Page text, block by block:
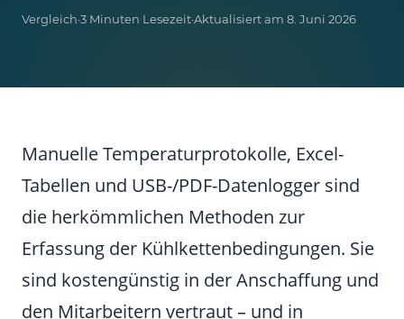
Vergleich·3 Minuten Lesezeit·Aktualisiert am 8. Juni 2026
Manuelle Temperaturprotokolle, Excel-
Tabellen und USB-/PDF-Datenlogger sind
die herkömmlichen Methoden zur
Erfassung der Kühlkettenbedingungen. Sie
sind kostengünstig in der Anschaffung und
den Mitarbeitern vertraut – und in